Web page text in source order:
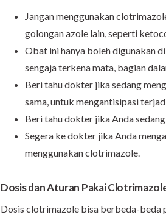
Jangan menggunakan
golongan azole lain, seperti
Obat ini hanya boleh digunakan
sengaja terkena mata, bagian
Beri tahu dokter jika sedang
sama, untuk mengantisipasi
Beri tahu dokter jika Anda
Segera ke dokter jika Anda
menggunakan clotrimazole.
Dosis dan Aturan Pakai
Dosis clotrimazole bisa berbeda-beda